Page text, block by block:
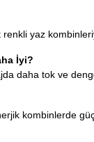
yaz
İyi?
daha tok ve
kombinlerde